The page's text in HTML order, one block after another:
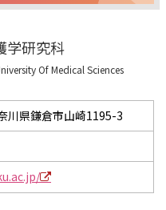
学研究科
Of Medical Sciences
川県鎌倉市山崎1195-3